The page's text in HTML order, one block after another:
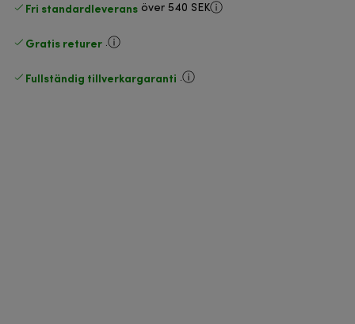
Fri standardleverans över 540 SEK
Gratis returer .
Fullständig tillverkargaranti .